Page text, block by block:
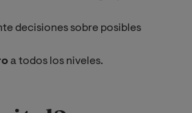
decisiones sobre posibles
a todos los niveles.